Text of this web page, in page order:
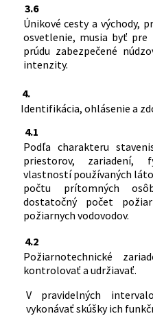
3.6
Únikové cesty a východy,
osvetlenie, musia byť pre
prúdu zabezpečené
intenzity.
4.
Identifikácia, ohlásenie a
4.1
Podľa charakteru
priestorov, zariadení,
vlastností používaných
počtu prítomných
dostatočný počet
požiarnych vodovodov.
4.2
Požiarnotechnické
kontrolovať a udržiavať.
V pravidelných
vykonávať skúšky ich